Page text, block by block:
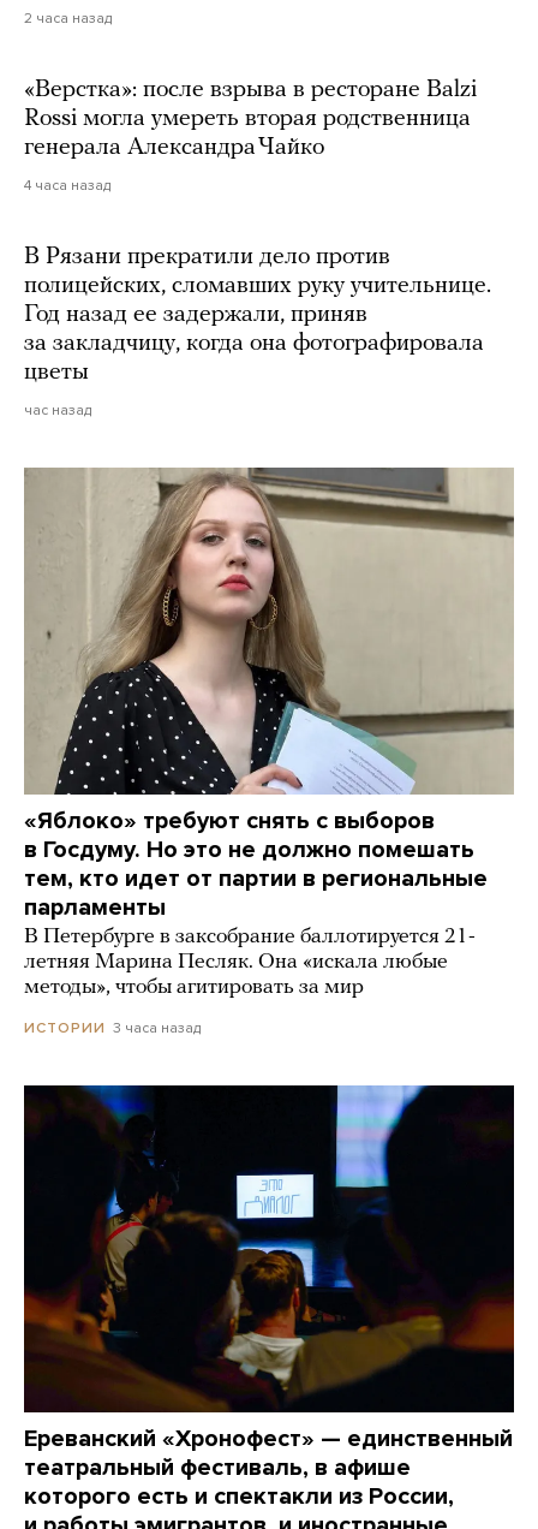
2 часа назад
«Верстка»: после взрыва в ресторане Balzi
Rossi могла умереть вторая родственница
генерала Александра Чайко
4 часа назад
В Рязани прекратили дело против
полицейских, сломавших руку учительнице.
Год назад ее задержали, приняв
за закладчицу, когда она фотографировала
цветы
час назад
«Яблоко» требуют снять с выборов
в Госдуму. Но это не должно помешать
тем, кто идет от партии в региональные
парламенты
В Петербурге в заксобрание баллотируется 21-
летняя Марина Песляк. Она «искала любые
методы», чтобы агитировать за мир
ИСТОРИИ 3 часа назад
Ереванский «Хронофест» — единственный
театральный фестиваль, в афише
которого есть и спектакли из России,